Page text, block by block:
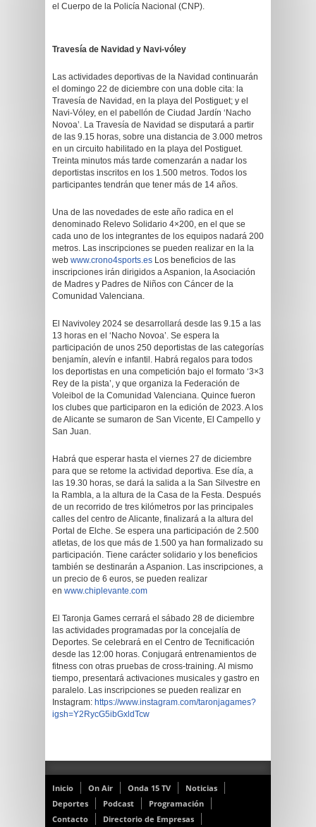
el Cuerpo de la Policía Nacional (CNP).
Travesía de Navidad y Navi-vóley
Las actividades deportivas de la Navidad continuarán
el domingo 22 de diciembre con una doble cita: la
Travesía de Navidad, en la playa del Postiguet; y el
Navi-Vóley, en el pabellón de Ciudad Jardín ‘Nacho
Novoa’. La Travesía de Navidad se disputará a partir
de las 9.15 horas, sobre una distancia de 3.000 metros
en un circuito habilitado en la playa del Postiguet.
Treinta minutos más tarde comenzarán a nadar los
deportistas inscritos en los 1.500 metros. Todos los
participantes tendrán que tener más de 14 años.
Una de las novedades de este año radica en el
denominado Relevo Solidario 4×200, en el que se
cada uno de los integrantes de los equipos nadará 200
metros. Las inscripciones se pueden realizar en la la
web www.crono4sports.es Los beneficios de las
inscripciones irán dirigidos a Aspanion, la Asociación
de Madres y Padres de Niños con Cáncer de la
Comunidad Valenciana.
El Navivoley 2024 se desarrollará desde las 9.15 a las
13 horas en el ‘Nacho Novoa’. Se espera la
participación de unos 250 deportistas de las categorías
benjamín, alevín e infantil. Habrá regalos para todos
los deportistas en una competición bajo el formato ‘3×3
Rey de la pista’, y que organiza la Federación de
Voleibol de la Comunidad Valenciana. Quince fueron
los clubes que participaron en la edición de 2023. A los
de Alicante se sumaron de San Vicente, El Campello y
San Juan.
Habrá que esperar hasta el viernes 27 de diciembre
para que se retome la actividad deportiva. Ese día, a
las 19.30 horas, se dará la salida a la San Silvestre en
la Rambla, a la altura de la Casa de la Festa. Después
de un recorrido de tres kilómetros por las principales
calles del centro de Alicante, finalizará a la altura del
Portal de Elche. Se espera una participación de 2.500
atletas, de los que más de 1.500 ya han formalizado su
participación. Tiene carácter solidario y los beneficios
también se destinarán a Aspanion. Las inscripciones, a
un precio de 6 euros, se pueden realizar
en www.chiplevante.com
El Taronja Games cerrará el sábado 28 de diciembre
las actividades programadas por la concejalía de
Deportes. Se celebrará en el Centro de Tecnificación
desde las 12:00 horas. Conjugará entrenamientos de
fitness con otras pruebas de cross-training. Al mismo
tiempo, presentará activaciones musicales y gastro en
paralelo. Las inscripciones se pueden realizar en
Instagram: https://www.instagram.com/taronjagames?
igsh=Y2RycG5ibGxldTcw
Inicio On Air Onda 15 TV
Noticias
Deportes
Podcast
Programación
Contacto
Directorio de Empresas